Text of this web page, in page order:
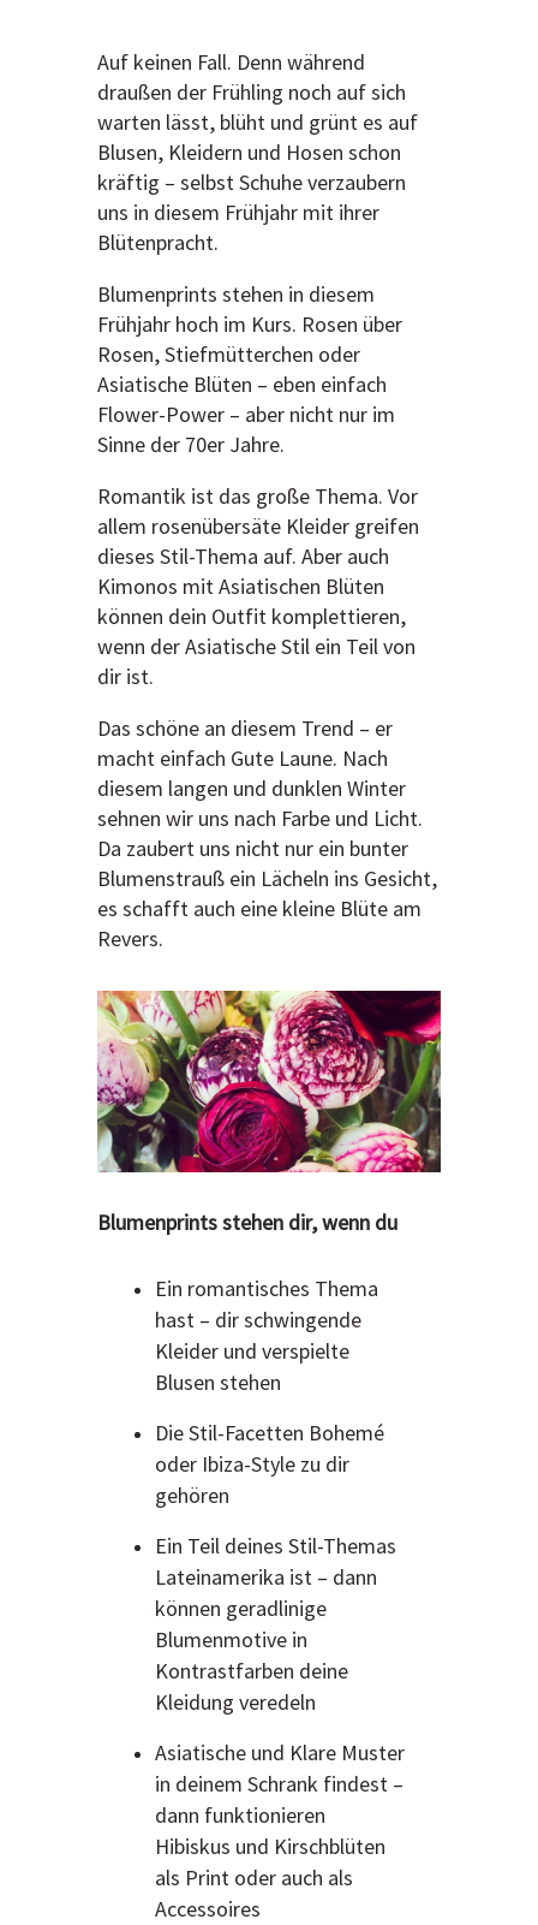
Auf keinen Fall. Denn während
draußen der Frühling noch auf sich
warten lässt, blüht und grünt es auf
Blusen, Kleidern und Hosen schon
kräftig – selbst Schuhe verzaubern
uns in diesem Frühjahr mit ihrer
Blütenpracht.
Blumenprints stehen in diesem
Frühjahr hoch im Kurs. Rosen über
Rosen, Stiefmütterchen oder
Asiatische Blüten – eben einfach
Flower-Power – aber nicht nur im
Sinne der 70er Jahre.
Romantik ist das große Thema. Vor
allem rosenübersäte Kleider greifen
dieses Stil-Thema auf. Aber auch
Kimonos mit Asiatischen Blüten
können dein Outfit komplettieren,
wenn der Asiatische Stil ein Teil von
dir ist.
Das schöne an diesem Trend – er
macht einfach Gute Laune. Nach
diesem langen und dunklen Winter
sehnen wir uns nach Farbe und Licht.
Da zaubert uns nicht nur ein bunter
Blumenstrauß ein Lächeln ins Gesicht,
es schafft auch eine kleine Blüte am
Revers.
Blumenprints stehen dir, wenn du
Ein romantisches Thema
hast – dir schwingende
Kleider und verspielte
Blusen stehen
Die Stil-Facetten Bohemé
oder Ibiza-Style zu dir
gehören
Ein Teil deines Stil-Themas
Lateinamerika ist – dann
können geradlinige
Blumenmotive in
Kontrastfarben deine
Kleidung veredeln
Asiatische und Klare Muster
in deinem Schrank findest –
dann funktionieren
Hibiskus und Kirschblüten
als Print oder auch als
Accessoires